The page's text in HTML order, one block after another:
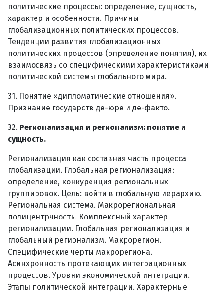
политические процессы: определение, сущность,
характер и особенности. Причины
глобализационных политических процессов.
Тенденции развития глобализационных
политических процессов (определение понятия), их
взаимосвязь со специфическими характеристиками
политической системы глобального мира.
31. Понятие «дипломатические отношения».
Признание государств де-юре и де-факто.
32. Регионализация и регионализм: понятие и
сущность.
Регионализация как составная часть процесса
глобализации. Глобальная регионализация:
определение, конкуренция региональных
группировок. Цель: войти в глобальную иерархию.
Региональная система. Макрорегиональная
полицентрчность. Комплексный характер
регионализации. Глобальная регионализация и
глобальный регионализм. Макрорегион.
Специфические черты макрорегиона.
Асинхронность протекающих интеграционных
процессов. Уровни экономической интеграции.
Этапы политической интеграции. Характерные